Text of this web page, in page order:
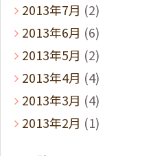
2013年7月 (2)
2013年6月 (6)
2013年5月 (2)
2013年4月 (4)
2013年3月 (4)
2013年2月 (1)